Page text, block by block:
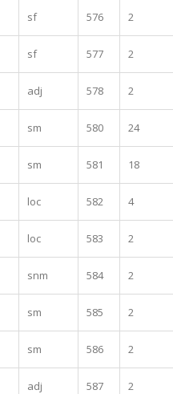
sf 576 2
sf 577 2
adj 578 2
sm 580 24
sm 581 18
loc 582 4
loc 583 2
snm 584 2
sm 585 2
sm 586 2
adj 587 2